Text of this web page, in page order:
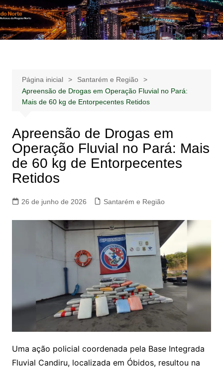
Ir
para
o
Notícias –
Publicidades –
Notícias – Publicidades – Anúncios
Página inicial
Santarém e Região
Apreensão de Drogas em Operação Fluvial no Pará:
Mais de 60 kg de Entorpecentes Retidos
Apreensão de Drogas em
Operação Fluvial no Pará: Mais
de 60 kg de Entorpecentes
Retidos
26 de junho de 2026 Santarém e Região
Uma ação policial coordenada pela Base Integrada
Fluvial Candiru, localizada em Óbidos, resultou na